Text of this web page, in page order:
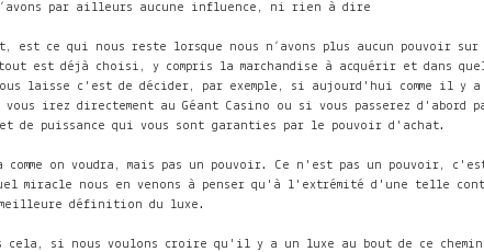
par ailleurs aucune influence, ni rien à dire
est ce qui nous reste lorsque nous n’avons plus aucun pouvoir
est déjà choisi, y compris la marchandise à acquérir et dans
laisse c'est de décider, par exemple, si aujourd'hui comme il y
vous irez directement au Géant Casino ou si vous passerez d'abord
de puissance qui vous sont garanties par le pouvoir d'achat.
comme on voudra, mais pas un pouvoir. Ce n'est pas un pouvoir,
miracle nous en venons à penser qu'à l'extrémité d'une telle
définition du luxe.
cela, si nous voulons croire qu'il y a un luxe au bout de ce chemin